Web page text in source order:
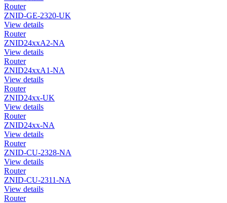
Router
ZNID-GE-2320-UK
View details
Router
ZNID24xxA2-NA
View details
Router
ZNID24xxA1-NA
View details
Router
ZNID24xx-UK
View details
Router
ZNID24xx-NA
View details
Router
ZNID-CU-2328-NA
View details
Router
ZNID-CU-2311-NA
View details
Router